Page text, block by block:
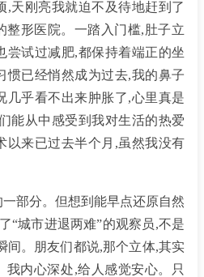
,天刚亮我就迫不及待地赶到了
形医院。一踏入门槛,肚子立
尝试过减肥,都保持着端正的坐
惯已经悄然成为过去,我的鼻子
几乎看不出来肿胀了,心里真是
能从中感受到我对生活的热爱
以来已过去半个月,虽然我没有
部分。但想到能早点还原自然
“城市进退两难”的观察员,不是
间。朋友们都说,那个立体,其实
我内心深处,给人感觉安心。只